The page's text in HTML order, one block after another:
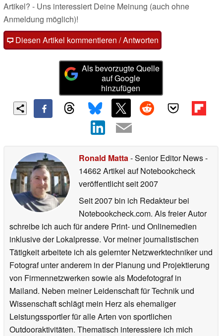
Artikel? - Uns interessiert Deine Meinung (auch ohne
Anmeldung möglich)!
Diesen Artikel kommentieren / Antworten
Als bevorzugte Quelle
auf Google
hinzufügen
Ronald Matta- Senior Editor News-
14662 Artikel auf Notebookcheck
veröffentlichtseit 2007
Seit 2007 bin ich Redakteur bei
Notebookcheck.com. Als freier Autor
schreibe ich auch für andere Print- und Onlinemedien
inklusive der Lokalpresse. Vor meiner journalistischen
Tätigkeit arbeitete ich als gelernter Netzwerktechniker und
Fotograf unter anderem in der Planung und Projektierung
von Firmennetzwerken sowie als Modefotograf in
Mailand. Neben meiner Leidenschaft für Technik und
Wissenschaft schlägt mein Herz als ehemaliger
Leistungssportler für alle Arten von sportlichen
Outdooraktivitäten. Thematisch interessiere ich mich